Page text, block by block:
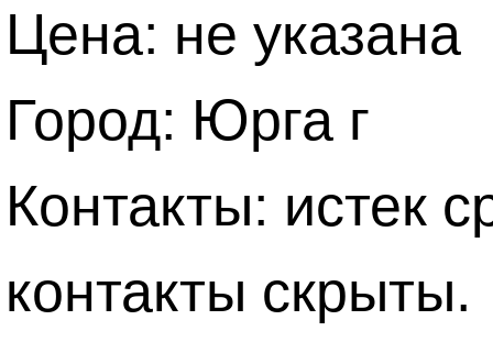
Цена: не указана
Город: Юрга г
Контакты: истек
контакты скрыты.